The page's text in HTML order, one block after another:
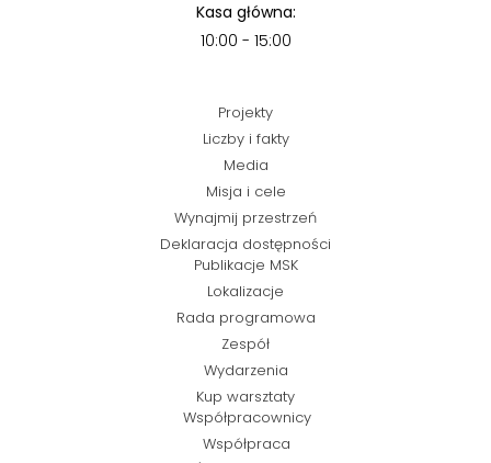
Kasa główna:
10:00 - 15:00
Projekty
Liczby i fakty
Media
Misja i cele
Wynajmij przestrzeń
Deklaracja dostępności
Publikacje MSK
Lokalizacje
Rada programowa
Zespół
Wydarzenia
Kup warsztaty
Współpracownicy
Współpraca